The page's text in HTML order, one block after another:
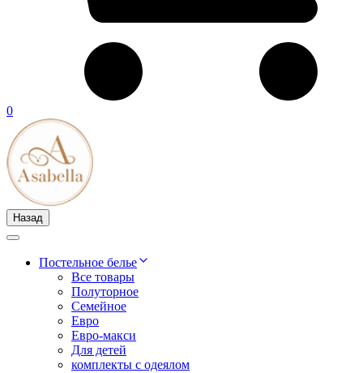
0
Назад
Постельное белье
Все товары
Полуторное
Семейное
Евро
Евро-макси
Для детей
комплекты с одеялом